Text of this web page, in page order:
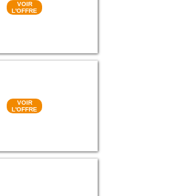
VOIR
L'OFFRE
VOIR
L'OFFRE